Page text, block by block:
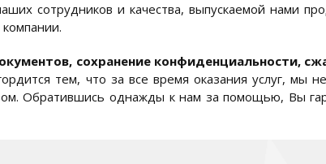
сотрудников и качества, выпускаемой нами
сохранение конфиденциальности,
тем, что за все время оказания услуг, мы
Обратившись однажды к нам за помощью, Вы